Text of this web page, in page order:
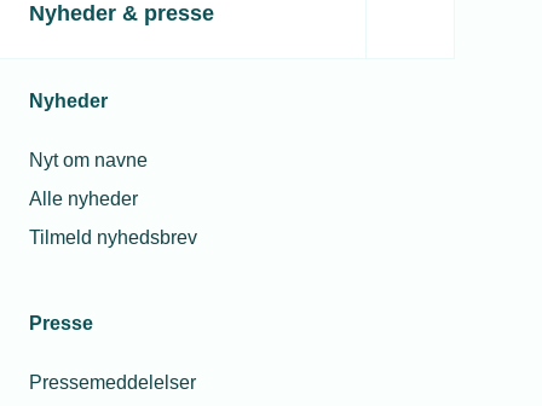
Nyheder & presse
Nyheder
Nyt om navne
Alle nyheder
Tilmeld nyhedsbrev
Presse
Pressemeddelelser